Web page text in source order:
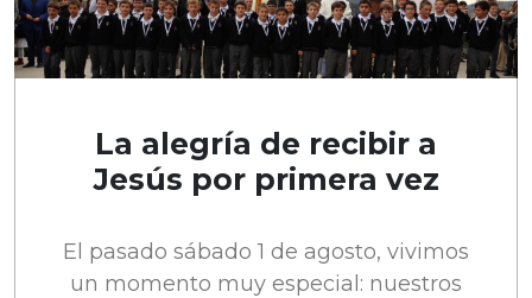
La alegría de recibir a
Jesús por primera vez
El pasado sábado 1 de agosto, vivimos
un momento muy especial: nuestros